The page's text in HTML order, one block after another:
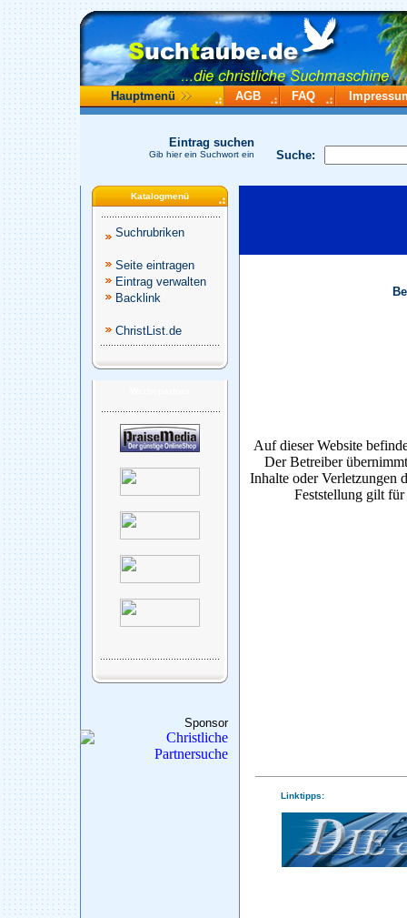
Hauptmenü AGB FAQ
Suche:
Eintrag suchen
Gib hier ein Suchwort ein
Katalogmenü
Suchrubriken
Seite eintragen
Eintrag verwalten
Backlink
ChristList.de
Sponsor
Auf dieser Website
Der Betreiber
Inhalte oder Verletzungen
Feststellung gilt für
Linktipps: